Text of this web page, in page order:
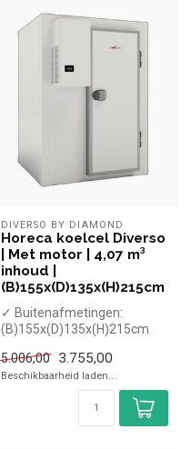
DIVERSO BY DIAMOND
Horeca koelcel Diverso
| Met motor | 4,07 m³
inhoud |
(B)155x(D)135x(H)215cm
✓ Buitenafmetingen:
(B)155x(D)135x(H)215cm
(B)143x(D)123x(H)...
5.006,00 3.755,00
Beschikbaarheid laden..